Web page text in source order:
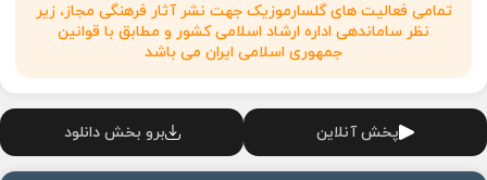
تمامی فعالیت های گلسارموزیک جهت نشر آثار فرهنگی مجاز، زیر
نظر ساماندهی اداره ارشاد اسلامی کشور و مطابق با قوانین
جمهوری اسلامی ایران می باشد
پخش آنلاین برو بخش دانلود